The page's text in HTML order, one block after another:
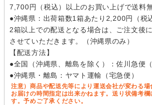
7,700円（税込）以上のお買い上げで送料
●沖縄県：出荷箱数1箱あたり2,200円（税
2箱以上での配送となる場合は、ご注文後
させていただきます。（沖縄県のみ）
【配送方法】
●全国（沖縄県、離島を除く）：佐川急便（
●沖縄県・離島：ヤマト運輸（宅急便）
注意）商品や配送先等により運送会社が変わる場
お届けの時間指定は出来かねます。送り状備考欄
す。予めご了承ください。